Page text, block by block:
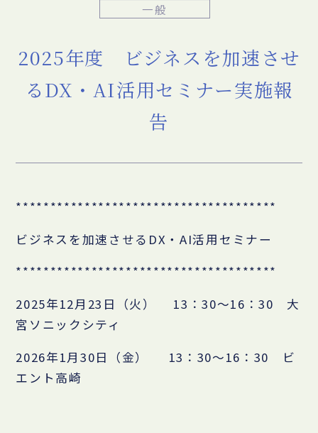
一般
2025年度 ビジネスを加速させ
るDX・AI活用セミナー実施報
告
**************************************
ビジネスを加速させるDX・AI活用セミナー
**************************************
2025年12月23日（火） 13：30～16：30 大
宮ソニックシティ
2026年1月30日（金） 13：30～16：30 ビ
エント高崎